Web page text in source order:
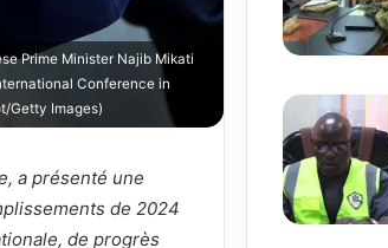
Prime Minister Najib Mikati
Conference in
Getty Images)
a présenté une
de 2024
de progrès